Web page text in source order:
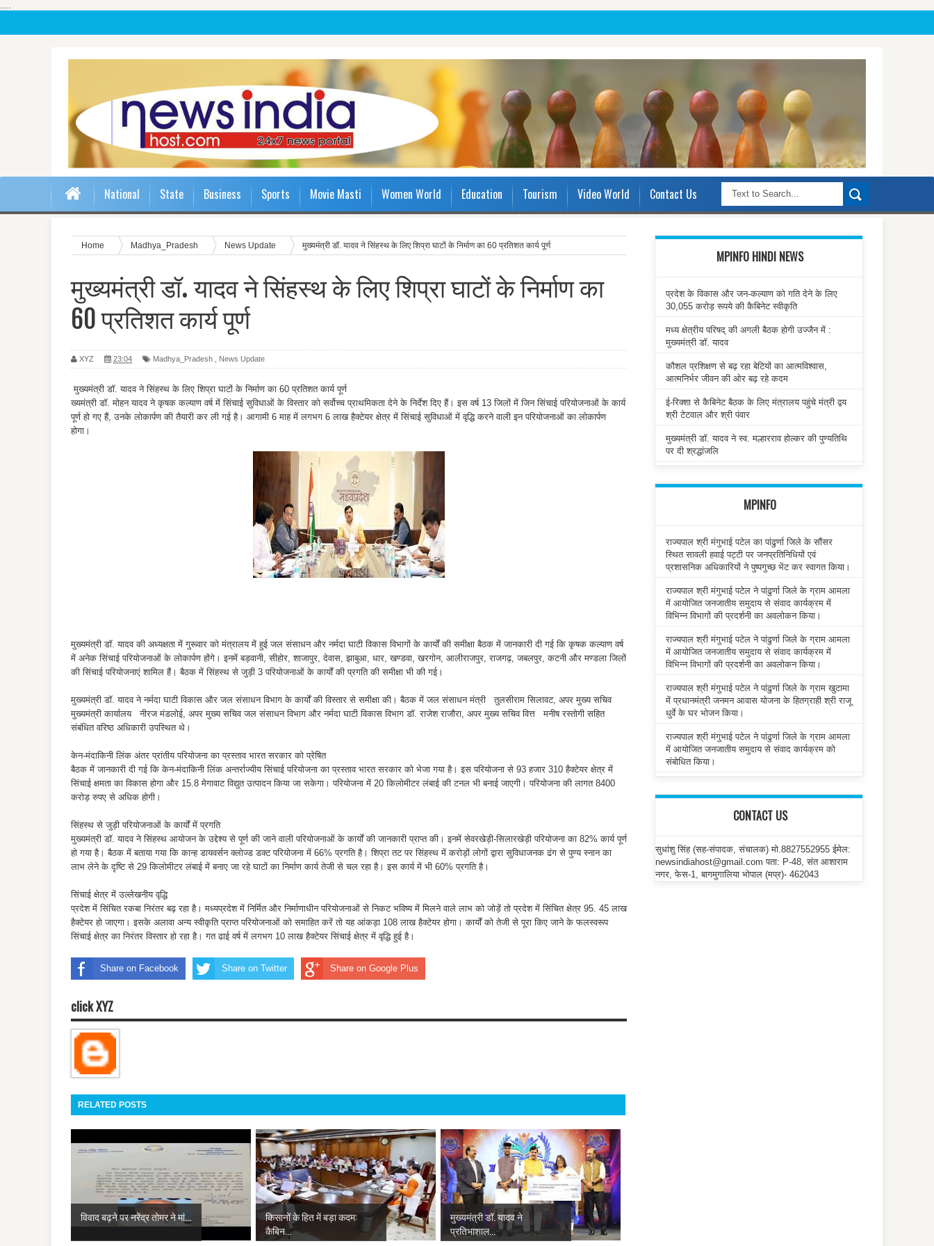
....
National State Business Sports Movie Masti Women World Education Tourism Video World Contact Us
Home Madhya_Pradesh News Update मुख्यमंत्री डॉ. यादव ने सिंहस्थ के लिए शिप्रा घाटों के निर्माण का 60 प्रतिशत कार्य पूर्ण
मुख्यमंत्री डॉ. यादव ने सिंहस्थ के लिए शिप्रा घाटों के निर्माण का
60 प्रतिशत कार्य पूर्ण
XYZ 23:04 Madhya_Pradesh News Update
मुख्यमंत्री डॉ. यादव ने सिंहस्थ के लिए शिप्रा घाटों के निर्माण का 60 प्रतिशत कार्य पूर्ण
ख्यमंत्री डॉ. मोहन यादव ने कृषक कल्याण वर्ष में सिंचाई सुविधाओं के विस्तार को सर्वोच्च प्राथमिकता देने के निर्देश दिए हैं। इस वर्ष 13 जिलों में जिन सिंचाई परियोजनाओं के कार्य
पूर्ण हो गए हैं, उनके लोकार्पण की तैयारी कर ली गई है। आगामी 6 माह में लगभग 6 लाख हैक्टेयर क्षेत्र में सिंचाई सुविधाओं में वृद्धि करने वाली इन परियोजनाओं का लोकार्पण
होगा।
मुख्यमंत्री डॉ. यादव की अध्यक्षता में गुरूवार को मंत्रालय में हुई जल संसाधन और नर्मदा घाटी विकास विभागों के कार्यों की समीक्षा बैठक में जानकारी दी गई कि कृषक कल्याण वर्ष
में अनेक सिंचाई परियोजनाओं के लोकार्पण होंगे। इनमें बड़वानी, सीहोर, शाजापुर, देवास, झाबुआ, धार, खण्डवा, खरगोन, आलीराजपुर, राजगढ़, जबलपुर, कटनी और मण्डला जिलों
की सिंचाई परियोजनाएं शामिल हैं। बैठक में सिंहस्थ से जुड़ी 3 परियोजनाओं के कार्यों की प्रगति की समीक्षा भी की गई।
मुख्यमंत्री डॉ. यादव ने नर्मदा घाटी विकास और जल संसाधन विभाग के कार्यों की विस्तार से समीक्षा की। बैठक में जल संसाधन मंत्री तुलसीराम सिलावट, अपर मुख्य सचिव
मुख्यमंत्री कार्यालय नीरज मंडलोई, अपर मुख्य सचिव जल संसाधन विभाग और नर्मदा घाटी विकास विभाग डॉ. राजेश राजौरा, अपर मुख्य सचिव वित्त मनीष रस्तोगी सहित
संबंधित वरिष्ठ अधिकारी उपस्थित थे।
केन-मंदाकिनी लिंक अंतर प्रांतीय परियोजना का प्रस्ताव भारत सरकार को प्रेषित
बैठक में जानकारी दी गई कि केन-मंदाकिनी लिंक अन्तर्राज्यीय सिंचाई परियोजना का प्रस्ताव भारत सरकार को भेजा गया है। इस परियोजना से 93 हजार 310 हैक्टेयर क्षेत्र में
सिंचाई क्षमता का विकास होगा और 15.8 मेगावाट विद्युत उत्पादन किया जा सकेगा। परियोजना में 20 किलोमीटर लंबाई की टनल भी बनाई जाएगी। परियोजना की लागत 8400
करोड़ रुपए से अधिक होगी।
सिंहस्थ से जुड़ी परियोजनाओं के कार्यों में प्रगति
मुख्यमंत्री डॉ. यादव ने सिंहस्थ आयोजन के उद्देश्य से पूर्ण की जाने वाली परियोजनाओं के कार्यों की जानकारी प्राप्त की। इनमें सेवरखेड़ी-सिलारखेड़ी परियोजना का 82% कार्य पूर्ण
हो गया है। बैठक में बताया गया कि कान्ह डायवर्सन क्लोज्ड डक्ट परियोजना में 66% प्रगति है। शिप्रा तट पर सिंहस्थ में करोड़ों लोगों द्वारा सुविधाजनक ढंग से पुण्य स्नान का
लाभ लेने के दृष्टि से 29 किलोमीटर लंबाई में बनाए जा रहे घाटों का निर्माण कार्य तेजी से चल रहा है। इस कार्य में भी 60% प्रगति है।
सिंचाई क्षेत्र में उल्लेखनीय वृद्धि
प्रदेश में सिंचित रकबा निरंतर बढ़ रहा है। मध्यप्रदेश में निर्मित और निर्माणाधीन परियोजनाओं से निकट भविष्य में मिलने वाले लाभ को जोड़ें तो प्रदेश में सिंचित क्षेत्र 95. 45 लाख
हैक्टेयर हो जाएगा। इसके अलावा अन्य स्वीकृति प्राप्त परियोजनाओं को समाहित करें तो यह आंकड़ा 108 लाख हैक्टेयर होगा। कार्यों को तेजी से पूरा किए जाने के फलस्वरूप
सिंचाई क्षेत्र का निरंतर विस्तार हो रहा है। गत ढाई वर्ष में लगभग 10 लाख हैक्टेयर सिंचाई क्षेत्र में वृद्धि हुई है।
Share on Facebook Share on Twitter Share on Google Plus
click XYZ
RELATED POSTS
विवाद बढ़ने पर नरेंद्र तोमर ने मां...
किसानों के हित में बड़ा कदम:
कैबिन...
मुख्यमंत्री डॉ. यादव ने
प्रतिभाशाल...
MPINFO HINDI NEWS
प्रदेश के विकास और जन-कल्याण को गति देने के लिए
30,055 करोड़ रूपये की कैबिनेट स्वीकृति
मध्य क्षेत्रीय परिषद् की अगली बैठक होगी उज्जैन में :
मुख्यमंत्री डॉ. यादव
कौशल प्रशिक्षण से बढ़ रहा बेटियों का आत्मविश्वास,
आत्मनिर्भर जीवन की ओर बढ़ रहे कदम
ई-रिक्शा से कैबिनेट बैठक के लिए मंत्रालय पहुंचे मंत्री द्वय
श्री टेटवाल और श्री पंवार
मुख्यमंत्री डॉ. यादव ने स्व. मल्हारराव होल्कर की पुण्यतिथि
पर दी श्रद्धांजलि
MPINFO
राज्यपाल श्री मंगुभाई पटेल का पांढुर्णा जिले के सौंसर
स्थित सावली हवाई पट्टी पर जनप्रतिनिधियों एवं
प्रशासनिक अधिकारियों ने पुष्पगुच्छ भेंट कर स्वागत किया।
राज्यपाल श्री मंगुभाई पटेल ने पांढुर्णा जिले के ग्राम आमला
में आयोजित जनजातीय समुदाय से संवाद कार्यक्रम में
विभिन्न विभागों की प्रदर्शनी का अवलोकन किया।
राज्यपाल श्री मंगुभाई पटेल ने पांढुर्णा जिले के ग्राम आमला
में आयोजित जनजातीय समुदाय से संवाद कार्यक्रम में
विभिन्न विभागों की प्रदर्शनी का अवलोकन किया।
राज्यपाल श्री मंगुभाई पटेल ने पांढुर्णा जिले के ग्राम खुटामा
में प्रधानमंत्री जनमन आवास योजना के हितग्राही श्री राजू
धुर्वे के घर भोजन किया।
राज्यपाल श्री मंगुभाई पटेल ने पांढुर्णा जिले के ग्राम आमला
में आयोजित जनजातीय समुदाय से संवाद कार्यक्रम को
संबोधित किया।
CONTACT US
सुधांशु सिंह (सह-संपादक, संचालक) मो.8827552955 ईमेल:
newsindiahost@gmail.com पता: P-48, संत आशाराम
नगर, फेस-1, बागमुगालिया भोपाल (मप्र)- 462043